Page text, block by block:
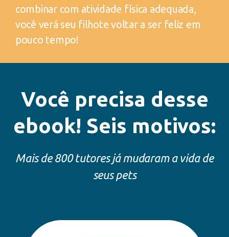
combinar com atividade física adequada,
você verá seu filhote voltar a ser feliz em
pouco tempo!
Você precisa desse
ebook! Seis motivos:
Mais de 800 tutores já mudaram a vida de
seus pets